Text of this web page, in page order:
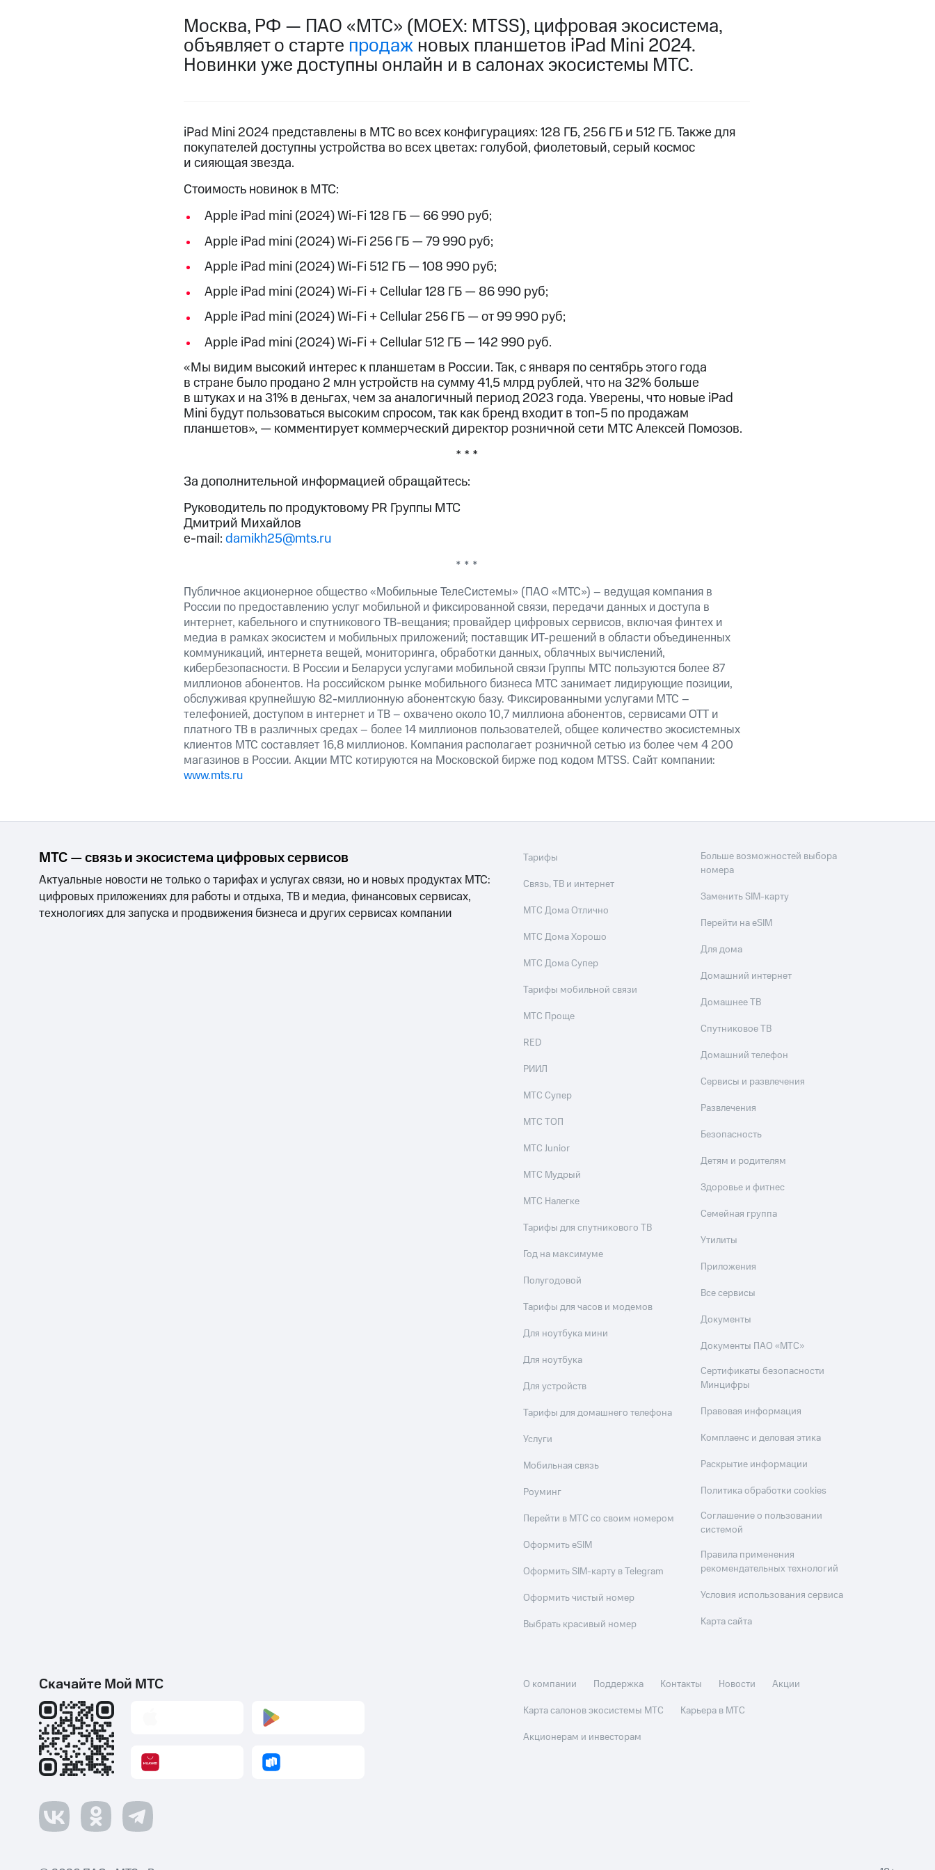
Москва, РФ — ПАО «МТС» (MOEX: MTSS), цифровая экосистема,
объявляет о старте продажновых планшетов iPad Mini 2024.
Новинки уже доступны онлайн и в салонах экосистемы МТС.
iPad Mini 2024 представлены в МТС во всех конфигурациях: 128 ГБ, 256 ГБ и 512 ГБ. Также для
покупателей доступны устройства во всех цветах: голубой, фиолетовый, серый космос
и сияющая звезда.
Стоимость новинок в МТС:
Apple iPad mini (2024) Wi-Fi 128 ГБ — 66 990 руб;
Apple iPad mini (2024) Wi-Fi 256 ГБ — 79 990 руб;
Apple iPad mini (2024) Wi-Fi 512 ГБ — 108 990 руб;
Apple iPad mini (2024) Wi-Fi + Cellular 128 ГБ — 86 990 руб;
Apple iPad mini (2024) Wi-Fi + Cellular 256 ГБ — от 99 990 руб;
Apple iPad mini (2024) Wi-Fi + Cellular 512 ГБ — 142 990 руб.
«Мы видим высокий интерес к планшетам в России. Так, с января по сентябрь этого года
в стране было продано 2 млн устройств на сумму 41,5 млрд рублей, что на 32% больше
в штуках и на 31% в деньгах, чем за аналогичный период 2023 года. Уверены, что новые iPad
Mini будут пользоваться высоким спросом, так как бренд входит в топ-5 по продажам
планшетов», — комментирует коммерческий директор розничной сети МТС Алексей Помозов.
* * *
За дополнительной информацией обращайтесь:
Руководитель по продуктовому PR Группы МТС
Дмитрий Михайлов
e-mail:damikh25@mts.ru
* * *
Публичное акционерное общество «Мобильные ТелеСистемы» (ПАО «МТС») – ведущая компания в
России по предоставлению услуг мобильной и фиксированной связи, передачи данных и доступа в
интернет, кабельного и спутникового ТВ-вещания; провайдер цифровых сервисов, включая финтех и
медиа в рамках экосистем и мобильных приложений; поставщик ИТ-решений в области объединенных
коммуникаций, интернета вещей, мониторинга, обработки данных, облачных вычислений,
кибербезопасности. В России и Беларуси услугами мобильной связи Группы МТС пользуются более 87
миллионов абонентов. На российском рынке мобильного бизнеса МТС занимает лидирующие позиции,
обслуживая крупнейшую 82-миллионную абонентскую базу. Фиксированными услугами МТС –
телефонией, доступом в интернет и ТВ – охвачено около 10,7 миллиона абонентов, сервисами OTT и
платного ТВ в различных средах – более 14 миллионов пользователей, общее количество экосистемных
клиентов МТС составляет 16,8 миллионов. Компания располагает розничной сетью из более чем 4 200
магазинов в России. Акции МТС котируются на Московской бирже под кодом MTSS. Сайт компании:
www.mts.ru
МТС — связь и экосистема цифровых сервисов
Актуальные новости не только о тарифах и услугах связи, но и новых продуктах МТС:
цифровых приложениях для работы и отдыха, ТВ и медиа, финансовых сервисах,
технологиях для запуска и продвижения бизнеса и других сервисах компании
Тарифы
Связь, ТВ и интернет
МТС Дома Отлично
МТС Дома Хорошо
МТС Дома Супер
Тарифы мобильной связи
МТС Проще
RED
РИИЛ
МТС Супер
МТС ТОП
МТС Junior
МТС Мудрый
МТС Налегке
Тарифы для спутникового ТВ
Год на максимуме
Полугодовой
Тарифы для часов и модемов
Для ноутбука мини
Для ноутбука
Для устройств
Тарифы для домашнего телефона
Услуги
Мобильная связь
Роуминг
Перейти в МТС со своим номером
Оформить eSIM
Оформить SIM-карту в Telegram
Оформить чистый номер
Выбрать красивый номер
Больше возможностей выбора
номера
Заменить SIM-карту
Перейти на eSIM
Для дома
Домашний интернет
Домашнее ТВ
Спутниковое ТВ
Домашний телефон
Сервисы и развлечения
Развлечения
Безопасность
Детям и родителям
Здоровье и фитнес
Семейная группа
Утилиты
Приложения
Все сервисы
Документы
Документы ПАО «МТС»
Сертификаты безопасности
Минцифры
Правовая информация
Комплаенс и деловая этика
Раскрытие информации
Политика обработки cookies
Соглашение о пользовании
системой
Правила применения
рекомендательных технологий
Условия использования сервиса
Карта сайта
Скачайте Мой МТС О компании Поддержка Контакты Новости
Акции
Карта салонов экосистемы МТС
Карьера в МТС
Акционерам и инвесторам